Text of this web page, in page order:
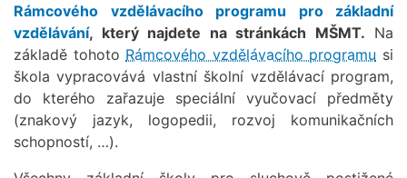
Rámcového vzdělávacího programu pro základní
vzdělávání, který najdete na stránkách MŠMT. Na
základě tohoto Rámcového vzdělávacího programu si
škola vypracovává vlastní školní vzdělávací program,
do kterého zařazuje speciální vyučovací předměty
(znakový jazyk, logopedii, rozvoj komunikačních
schopností, …).